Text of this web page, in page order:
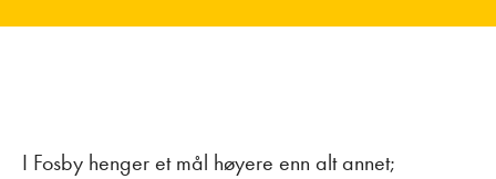
I Fosby henger et mål høyere enn alt annet;